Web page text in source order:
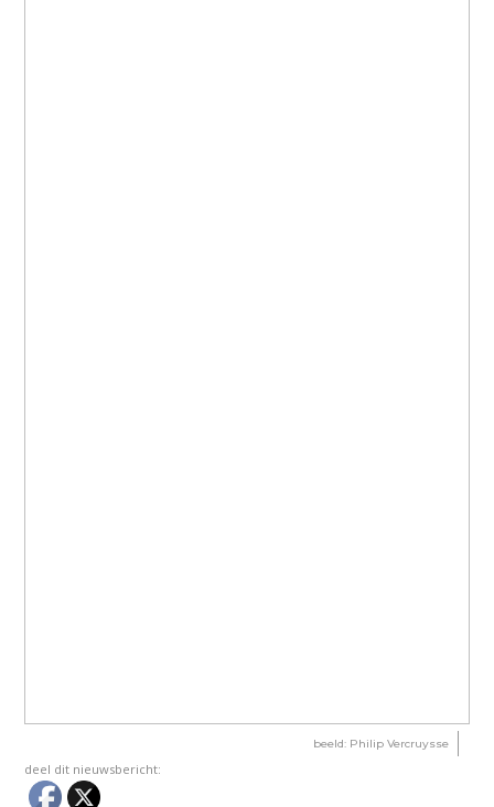
beeld: Philip Vercruysse
deel dit nieuwsbericht: